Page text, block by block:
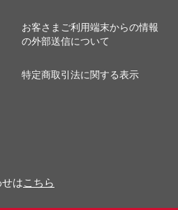
お客さまご利用端末からの情報
の外部送信について
特定商取引法に関する表示
はこちら